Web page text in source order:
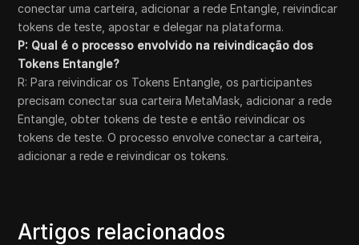
conectar uma carteira, adicionar a rede Entangle, reivindicar
tokens de teste, apostar e delegar na plataforma.
P: Qual é o processo envolvido na reivindicação dos
Tokens Entangle?
R: Para reivindicar os Tokens Entangle, os participantes
precisam conectar sua carteira MetaMask, adicionar a rede
Entangle, obter tokens de teste e então reivindicar os
tokens de teste. O processo envolve conectar a carteira,
adicionar a rede e reivindicar os tokens.
Artigos relacionados